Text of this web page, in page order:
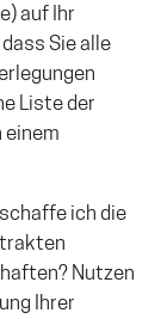
auf Ihr
Sie alle
Liste der
einem
ich die
Nutzen
Ihrer